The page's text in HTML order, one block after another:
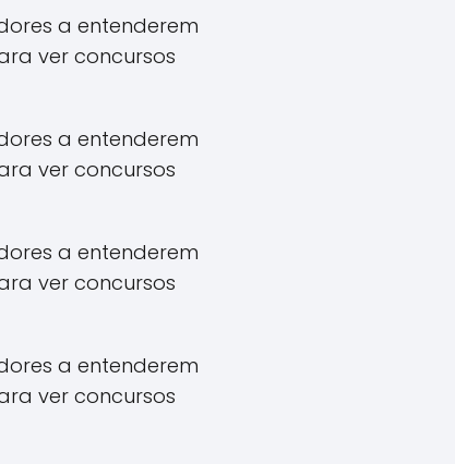
a entenderem
ver concursos
a entenderem
ver concursos
a entenderem
ver concursos
a entenderem
ver concursos